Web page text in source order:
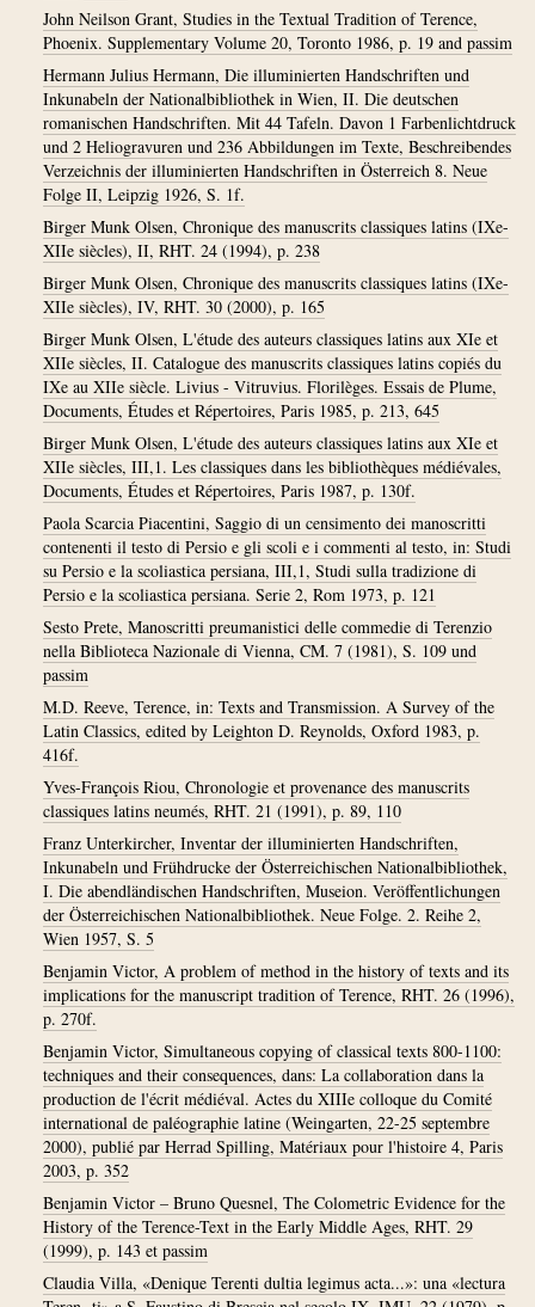
John Neilson Grant, Studies in the Textual Tradition of Terence,
Phoenix. Supplementary Volume 20, Toronto 1986, p. 19 and passim
Hermann Julius Hermann, Die illuminierten Handschriften und
Inkunabeln der Nationalbibliothek in Wien, II. Die deutschen
romanischen Handschriften. Mit 44 Tafeln. Davon 1 Farbenlichtdruck
und 2 Heliogravuren und 236 Abbildungen im Texte, Beschreibendes
Verzeichnis der illuminierten Handschriften in Österreich 8. Neue
Folge II, Leipzig 1926, S. 1f.
Birger Munk Olsen, Chronique des manuscrits classiques latins (IXe-
XIIe siècles), II, RHT. 24 (1994), p. 238
Birger Munk Olsen, Chronique des manuscrits classiques latins (IXe-
XIIe siècles), IV, RHT. 30 (2000), p. 165
Birger Munk Olsen, L'étude des auteurs classiques latins aux XIe et
XIIe siècles, II. Catalogue des manuscrits classiques latins copiés du
IXe au XIIe siècle. Livius - Vitruvius. Florilèges. Essais de Plume,
Documents, Études et Répertoires, Paris 1985, p. 213, 645
Birger Munk Olsen, L'étude des auteurs classiques latins aux XIe et
XIIe siècles, III,1. Les classiques dans les bibliothèques médiévales,
Documents, Études et Répertoires, Paris 1987, p. 130f.
Paola Scarcia Piacentini, Saggio di un censimento dei manoscritti
contenenti il testo di Persio e gli scoli e i commenti al testo, in: Studi
su Persio e la scoliastica persiana, III,1, Studi sulla tradizione di
Persio e la scoliastica persiana. Serie 2, Rom 1973, p. 121
Sesto Prete, Manoscritti preumanistici delle commedie di Terenzio
nella Biblioteca Nazionale di Vienna, CM. 7 (1981), S. 109 und
passim
M.D. Reeve, Terence, in: Texts and Transmission. A Survey of the
Latin Classics, edited by Leighton D. Reynolds, Oxford 1983, p.
416f.
Yves-François Riou, Chronologie et provenance des manuscrits
classiques latins neumés, RHT. 21 (1991), p. 89, 110
Franz Unterkircher, Inventar der illuminierten Handschriften,
Inkunabeln und Frühdrucke der Österreichischen Nationalbibliothek,
I. Die abendländischen Handschriften, Museion. Veröffentlichungen
der Österreichischen Nationalbibliothek. Neue Folge. 2. Reihe 2,
Wien 1957, S. 5
Benjamin Victor, A problem of method in the history of texts and its
implications for the manuscript tradition of Terence, RHT. 26 (1996),
p. 270f.
Benjamin Victor, Simultaneous copying of classical texts 800-1100:
techniques and their consequences, dans: La collaboration dans la
production de l'écrit médiéval. Actes du XIIIe colloque du Comité
international de paléographie latine (Weingarten, 22-25 septembre
2000), publié par Herrad Spilling, Matériaux pour l'histoire 4, Paris
2003, p. 352
Benjamin Victor – Bruno Quesnel, The Colometric Evidence for the
History of the Terence-Text in the Early Middle Ages, RHT. 29
(1999), p. 143 et passim
Claudia Villa, «Denique Terenti dultia legimus acta...»: una «lectura